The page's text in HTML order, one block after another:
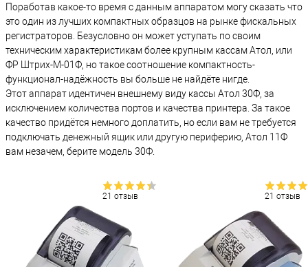
Поработав какое-то время с данным аппаратом могу сказать что
это один из лучших компактных образцов на рынке фискальных
регистраторов. Безусловно он может уступать по своим
техническим характеристикам более крупным кассам Атол, или
ФР Штрих-М-01Ф, но такое соотношение компактность-
функционал-надёжность вы больше не найдёте нигде.
Этот аппарат идентичен внешнему виду кассы Атол 30Ф, за
исключением количества портов и качества принтера. За такое
качество придётся немного доплатить, но если вам не требуется
подключать денежный ящик или другую периферию, Атол 11Ф
вам незачем, берите модель 30Ф.
21 отзыв 21 отзыв